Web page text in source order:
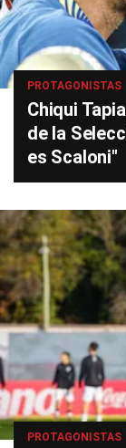
PROTAGONISTAS
Chiqui
de la
es Scaloni"
PROTAGONISTAS